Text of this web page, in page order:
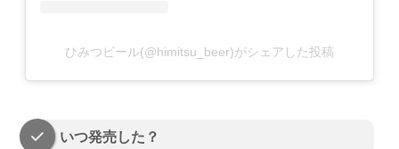
ひみつビール(@himitsu_beer)がシェアした投稿
いつ発売した？